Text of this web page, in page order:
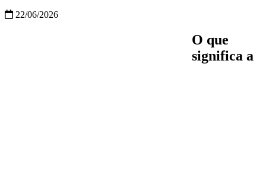
22/06/2026
O que
significa a